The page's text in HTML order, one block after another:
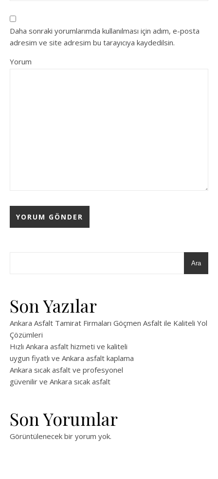
Daha sonraki yorumlarımda kullanılması için adım, e-posta
adresim ve site adresim bu tarayıcıya kaydedilsin.
Yorum
Ara
Son Yazılar
Ankara Asfalt Tamirat Firmaları Göçmen Asfalt ile Kaliteli Yol
Çözümleri
Hızlı Ankara asfalt hizmeti ve kaliteli
uygun fiyatlı ve Ankara asfalt kaplama
Ankara sıcak asfalt ve profesyonel
güvenilir ve Ankara sıcak asfalt
Son Yorumlar
Görüntülenecek bir yorum yok.